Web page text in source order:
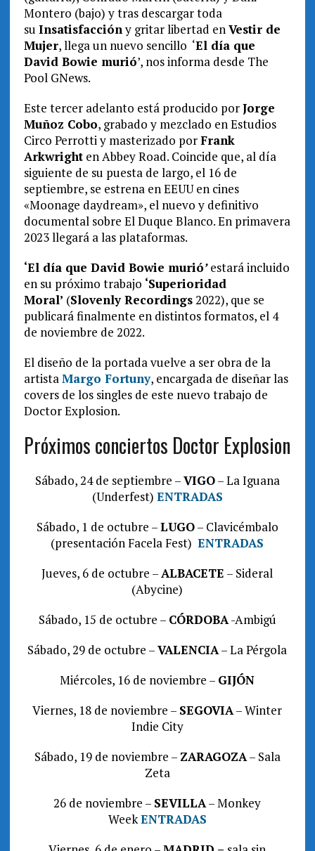
Montero (bajo) y tras descargar toda
su Insatisfaccióny gritar libertad enVestir de
Mujer, llega un nuevo sencillo ‘El día que
David Bowie murió’, nos informa desde The
Pool GNews.
Este tercer adelanto está producido porJorge
Muñoz Cobo, grabado y mezclado en Estudios
Circo Perrotti y masterizado porFrank
Arkwrighten Abbey Road. Coincide que, al día
siguiente de su puesta de largo, el 16 de
septiembre, se estrena en EEUU en cines
«Moonage daydream», el nuevo y definitivo
documental sobre El Duque Blanco. En primavera
2023 llegará a las plataformas.
‘El día que David Bowie murió’estará incluido
en su próximo trabajo ‘Superioridad
Moral’ (Slovenly Recordings2022), que se
publicará finalmente en distintos formatos, el 4
de noviembre de 2022.
El diseño de la portada vuelve a ser obra de la
artistaMargo Fortuny, encargada de diseñar las
covers de los singles de este nuevo trabajo de
Doctor Explosion.
Próximos conciertos Doctor Explosion
Sábado, 24 de septiembre –VIGO– La Iguana
(Underfest) ENTRADAS
Sábado, 1 de octubre –LUGO– Clavicémbalo
(presentación Facela Fest)ENTRADAS
Jueves, 6 de octubre –ALBACETE – Sideral
(Abycine)
Sábado, 15 de octubre – CÓRDOBA-Ambigú
Sábado, 29 de octubre –VALENCIA– La Pérgola
Miércoles, 16 de noviembre – GIJÓN
Viernes, 18 de noviembre – SEGOVIA– Winter
Indie City
Sábado, 19 de noviembre – ZARAGOZA– Sala
Zeta
26 de noviembre – SEVILLA– Monkey
WeekENTRADAS